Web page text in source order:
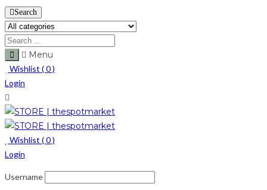
Search
Menu
Wishlist (0)
Login
Wishlist (0)
Login
Username